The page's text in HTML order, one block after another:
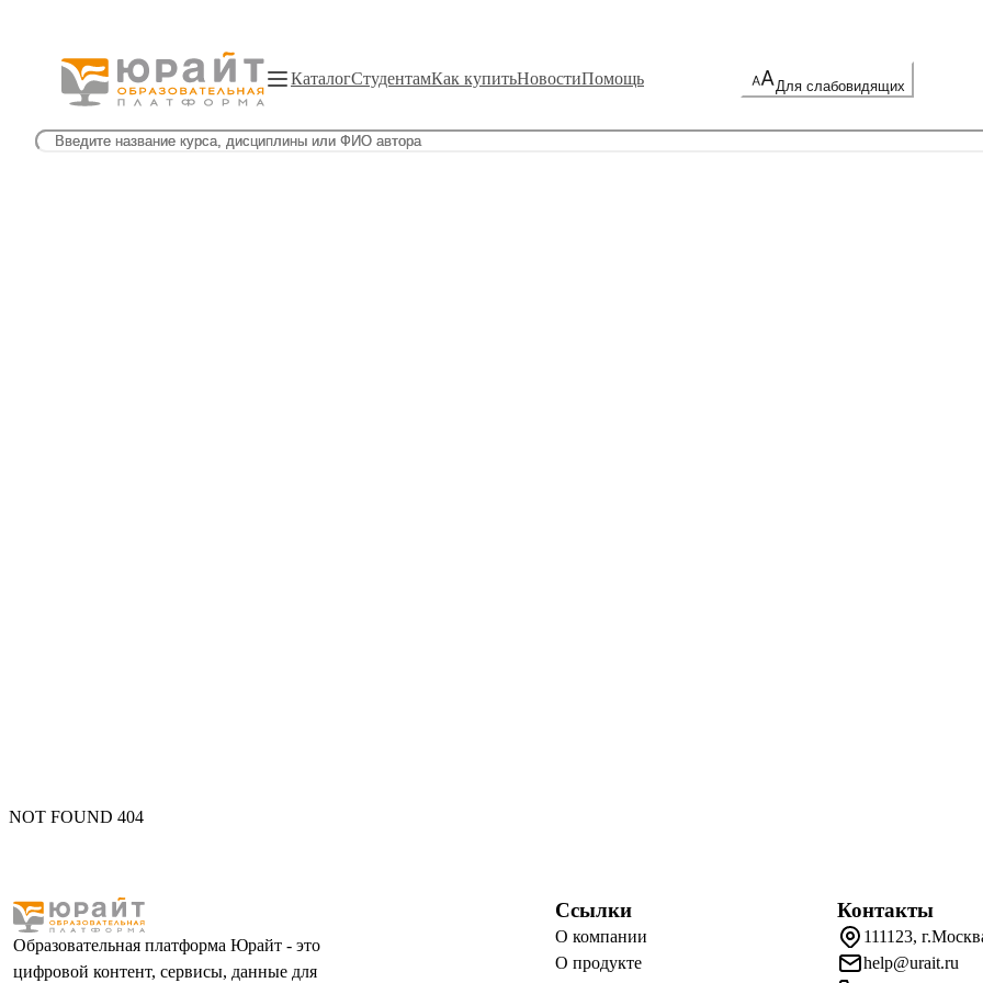
КаталогСтудентамКак купитьНовостиПомощь Для слабовидящих
NOT FOUND 404
Образовательная платформа Юрайт - это
цифровой контент, сервисы, данные для
Ссылки
О компании
О продукте
Контакты
111123,
help@urait.ru